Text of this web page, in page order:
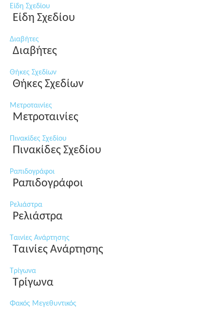
Είδη Σχεδίου
Είδη Σχεδίου
Διαβήτες
Διαβήτες
Θήκες Σχεδίων
Θήκες Σχεδίων
Μετροταινίες
Μετροταινίες
Πινακίδες Σχεδίου
Πινακίδες Σχεδίου
Ραπιδογράφοι
Ραπιδογράφοι
Ρελιάστρα
Ρελιάστρα
Ταινίες Ανάρτησης
Ταινίες Ανάρτησης
Τρίγωνα
Τρίγωνα
Φακός Μεγεθυντικός